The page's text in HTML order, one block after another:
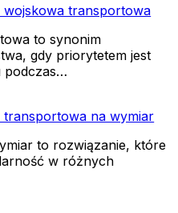
wojskowa transportowa
to synonim
gdy priorytetem jest
podczas…
transportowa na wymiar
to rozwiązanie, które
w różnych